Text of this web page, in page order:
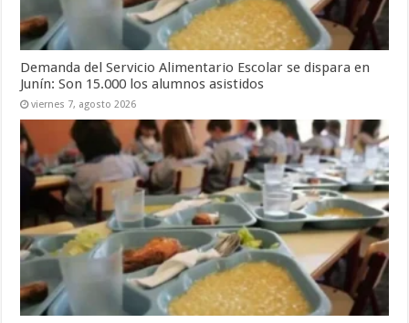
Demanda del Servicio Alimentario Escolar se dispara en
Junín: Son 15.000 los alumnos asistidos
viernes 7, agosto 2026